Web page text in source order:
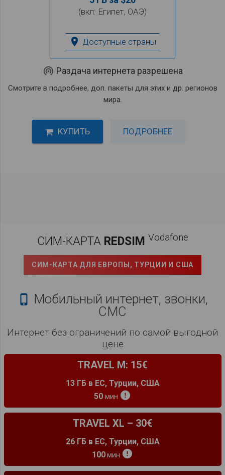
(вкл: Египет, ОАЭ)
place Доступные страны
wifi_tethering Раздача интернета разрешена
Смотрите в подробнее, доп. пакеты для этих и др. регионов
мира.
КУПИТЬ ПОДРОБНЕЕ
СИМ-КАРТА REDSIM Vodafone
СИМ-КАРТА ДЛЯ ЕВРОПЫ, ТУРЦИИ И США

Мобильный интернет, звонки,
СМС
Интернет без ограничений по самой выгодной
цене
TRAVEL M: 15€
13 ГБ в ЕС, Турции, США
50 мин error
TRAVEL XL – 30€
26 ГБ в ЕС, Турции, США
100мин error